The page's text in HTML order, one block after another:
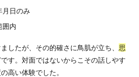
月日のみ
囲内
したが、その的確さに鳥肌が立ち、 思
す。対面ではないからこその話しやす
高い体験でした。